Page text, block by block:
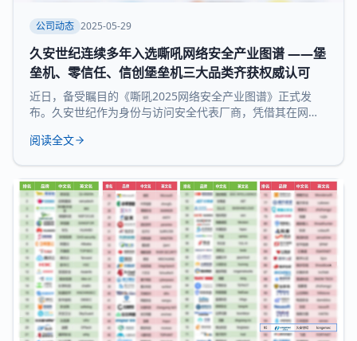
公司动态 2025-05-29
久安世纪连续多年入选嘶吼网络安全产业图谱 ——堡
垒机、零信任、信创堡垒机三大品类齐获权威认可
近日，备受瞩目的《嘶吼2025网络安全产业图谱》正式发
布。久安世纪作为身份与访问安全代表厂商，凭借其在网络
垒机、零信任、信创堡垒机 三大细分领域，再次展现了领先
图谱》凭借深入的调研、专业的分析，全景式展现网络安全
产业的最新态势，挖掘潜在发展机遇，为
阅读全文